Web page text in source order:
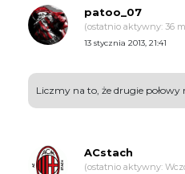
patoo_07
(ostatnio aktywny: 36
13 stycznia 2013, 21:41
Liczmy na to, że drugie połowy
ACstach
(ostatnio aktywny: